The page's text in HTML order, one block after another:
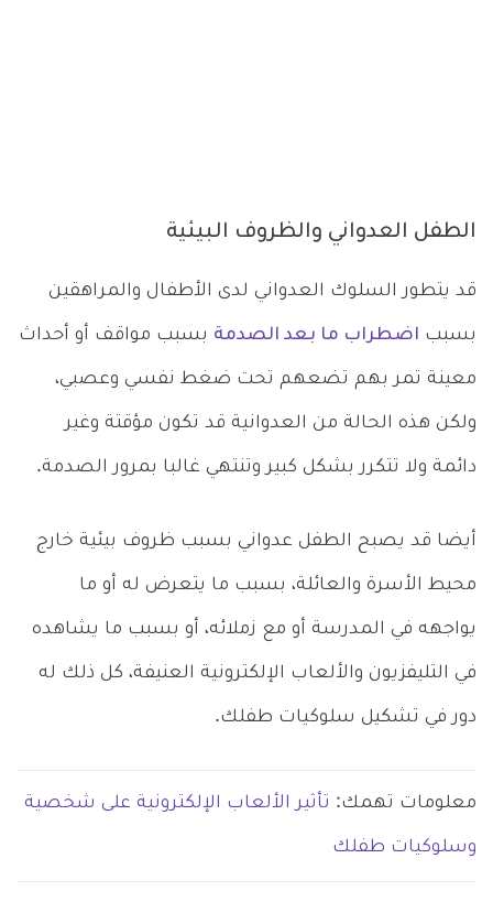
الطفل العدواني والظروف البيئية
قد يتطور السلوك العدواني لدى الأطفال والمراهقين
بسبب اضطراب ما بعد الصدمة بسبب مواقف أو أحداث
معينة تمر بهم تضعهم تحت ضغط نفسي وعصبي،
ولكن هذه الحالة من العدوانية قد تكون مؤقتة وغير
دائمة ولا تتكرر بشكل كبير وتنتهي غالبا بمرور الصدمة.
أيضا قد يصبح الطفل عدواني بسبب ظروف بيئية خارج
محيط الأسرة والعائلة، بسبب ما يتعرض له أو ما
يواجهه في المدرسة أو مع زملائه، أو بسبب ما يشاهده
في التليفزيون والألعاب الإلكترونية العنيفة، كل ذلك له
دور في تشكيل سلوكيات طفلك.
معلومات تهمك: تأثير الألعاب الإلكترونية على شخصية
وسلوكيات طفلك